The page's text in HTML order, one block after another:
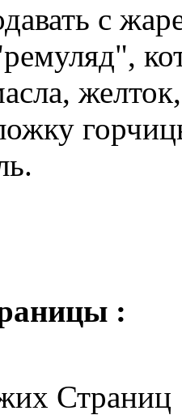
с
:
Страниц